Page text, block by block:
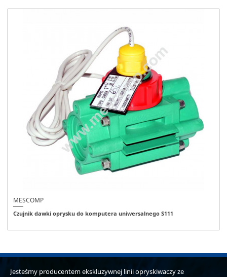
MESCOMP
Czujnik dawki oprysku do komputera uniwersalnego S111
Jesteśmy producentem ekskluzywnej linii opryskiwaczy ze